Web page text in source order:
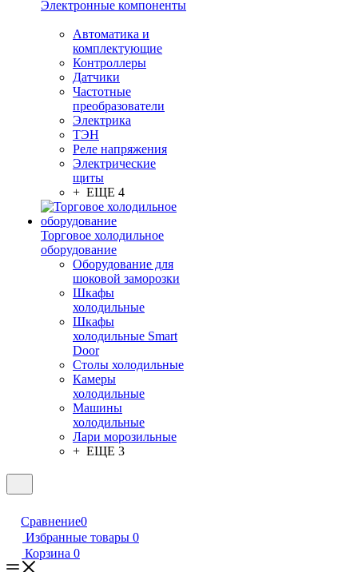
Электронные компоненты
Автоматика и
комплектующие
Контроллеры
Датчики
Частотные
преобразователи
Электрика
ТЭН
Реле напряжения
Электрические
щиты
+ ЕЩЕ 4
Торговое холодильное
оборудование
Оборудование для
шоковой заморозки
Шкафы
холодильные
Шкафы
холодильные Smart
Door
Столы холодильные
Камеры
холодильные
Машины
холодильные
Лари морозильные
+ ЕЩЕ 3
Сравнение0
Избранные товары 0
Корзина 0